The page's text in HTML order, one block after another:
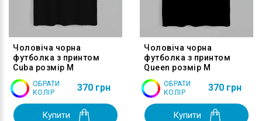
Чоловіча чорна
футболка з принтом
Cuba розмір M
ОБРАТИ
КОЛІР
370 грн
Купити
Чоловіча чорна
футболка з принтом
Queen розмір M
ОБРАТИ
КОЛІР
370 грн
Купити